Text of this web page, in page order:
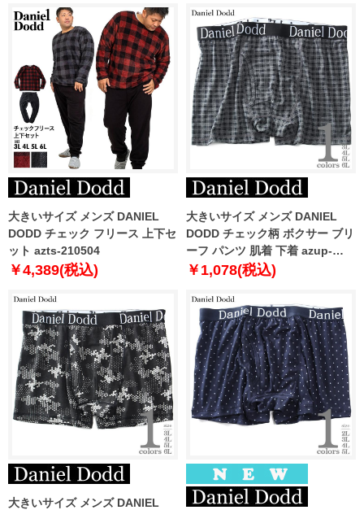
大きいサイズ メンズ DANIEL
DODD チェック フリース 上下セ
ット azts-210504
￥4,389(税込)
大きいサイズ メンズ DANIEL
DODD チェック柄 ボクサー ブリ
ーフ パンツ 肌着 下着 azup-
239072c
￥1,078(税込)
大きいサイズ メンズ DANIEL